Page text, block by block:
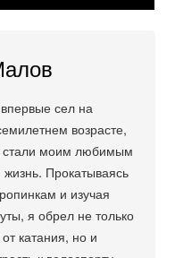
сел на
возрасте,
стали моим любимым
Прокатываясь
и изучая
я обрел не только
катания, но и